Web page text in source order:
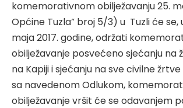
komemorativnom obilježavanju 25.
Općine Tuzla“ broj 5/3) u Tuzli će se,
maja 2017. godine, održati
obilježavanje posvećeno sjećanju na
na Kapiji i sjećanju na sve civilne
sa navedenom Odlukom,
obilježavanje vršit će se odavanjem